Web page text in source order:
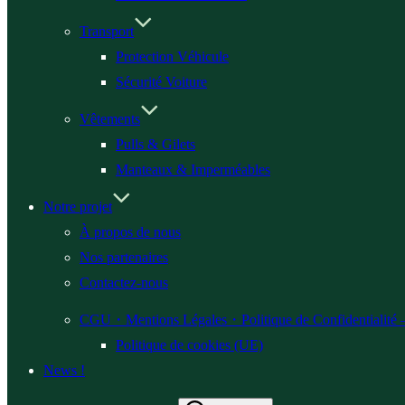
Transport
Protection Véhicule
Sécurité Voiture
Vêtements
Pulls & Gilets
Manteaux & Imperméables
Notre projet
À propos de nous
Nos partenaires
Contactez-nous
CGU・Mentions Légales・Politique de Confidentialité
Politique de cookies (UE)
News !